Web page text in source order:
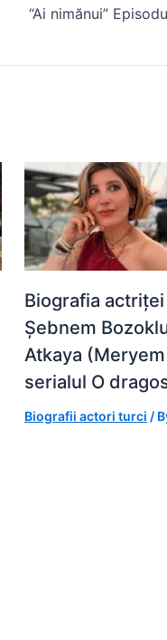
“Ai nimănui”
Biografia actriței
Șebnem
Atkaya
serialul O
Biografii actori turci /